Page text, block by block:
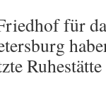
für